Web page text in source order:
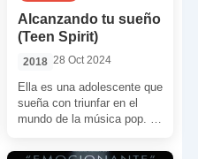
Alcanzando tu sueño
(Teen Spirit)
2018 28 Oct 2024
Ella es una adolescente que
sueña con triunfar en el
mundo de la música pop. Él
[…]